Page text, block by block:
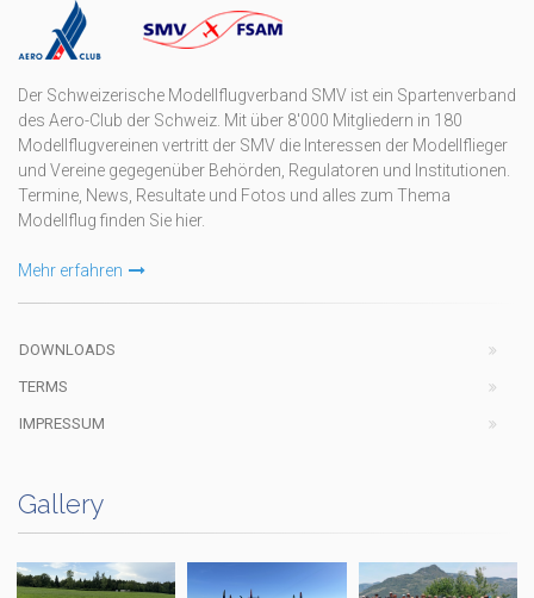
Der Schweizerische Modellflugverband SMV ist ein Spartenverband
des Aero-Club der Schweiz. Mit über 8'000 Mitgliedern in 180
Modellflugvereinen vertritt der SMV die Interessen der Modellflieger
und Vereine gegegenüber Behörden, Regulatoren und Institutionen.
Termine, News, Resultate und Fotos und alles zum Thema
Modellflug finden Sie hier.
Mehr erfahren
DOWNLOADS
TERMS
IMPRESSUM
Gallery